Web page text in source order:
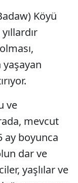
Köyü
yaşayan
ve
mevcut
ay boyunca
dar ve
yaşlılar ve